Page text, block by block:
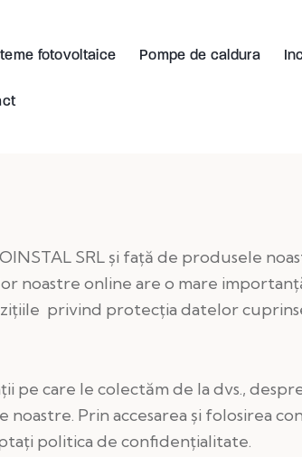
fotovoltaice Pompe de caldura
SRL și față de produsele
noastre online are o mare
privind protecția datelor
care le colectăm de la dvs.,
Prin accesarea și folosirea
politica de confidențialitate.